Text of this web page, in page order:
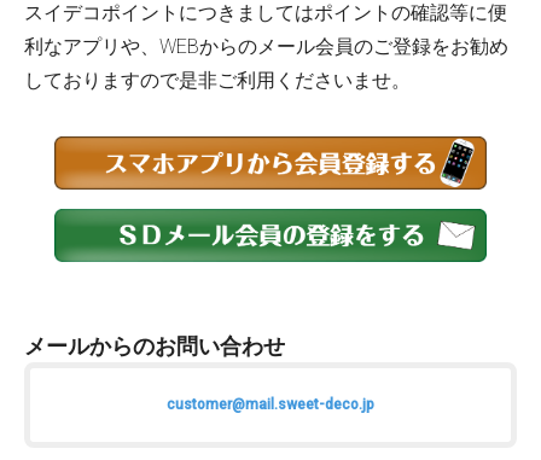
スイデコポイントにつきましてはポイントの確認等に便
利なアプリや、WEBからのメール会員のご登録をお勧め
しておりますので是非ご利用くださいませ。
メールからのお問い合わせ
customer@mail.sweet-deco.jp